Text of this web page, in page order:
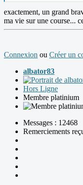
exactement, un grand
ma vie sur une course...
Connexion ou Créer un
albator83
Hors Ligne
Membre platinium
Messages : 12468
Remerciements